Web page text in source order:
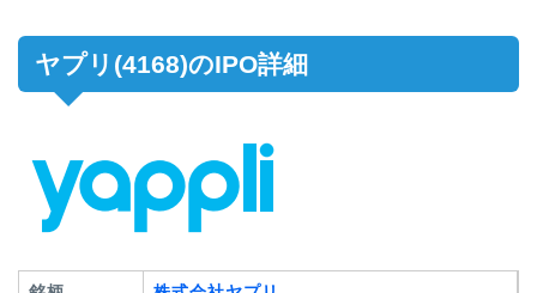
ヤプリ(4168)のIPO詳細